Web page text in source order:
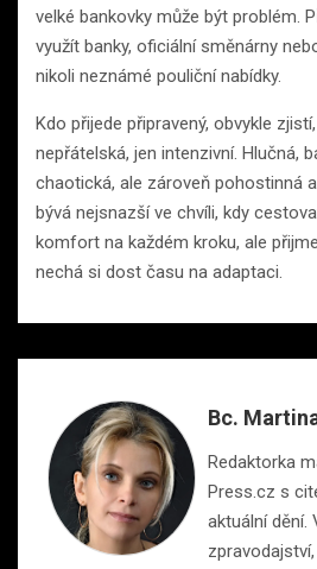
velké bankovky může být problém.
využít banky, oficiální směnárny
nikoli neznámé pouliční nabídky.
Kdo přijede připravený, obvykle
nepřátelská, jen intenzivní. Hlučná,
chaotická, ale zároveň pohostinná
bývá nejsnazší ve chvíli, kdy
komfort na každém kroku, ale
nechá si dost času na adaptaci.
Bc.
Redaktorka
Press.cz s
aktuální dění.